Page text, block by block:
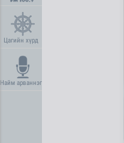
Цагийн хүрд
Найм арваннэг